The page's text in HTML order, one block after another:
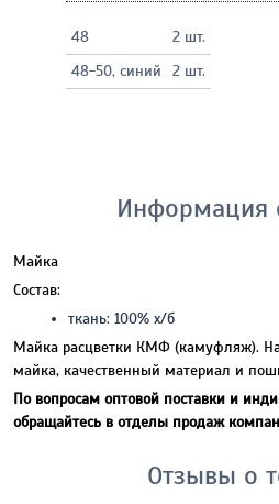
48
2 шт.
48-50, синий
2 шт.
Информация
Майка
Состав:
ткань: 100% х/б
Майка расцветки КМФ (камуфляж).
майка, качественный материал и
По вопросам оптовой поставки и
обращайтесь в отделы продаж
Отзывы о